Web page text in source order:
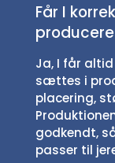
Får I
Ja, I får
sættes i
placering,
godkendt,
passer til